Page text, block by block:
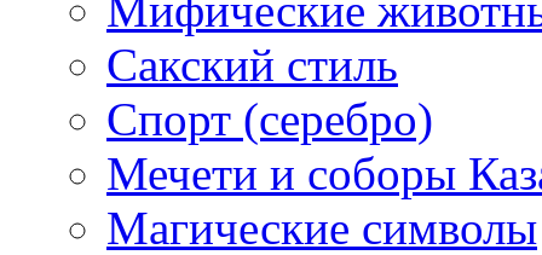
Сакский стиль
Спорт (серебро)
Мечети и соборы
Магические символы